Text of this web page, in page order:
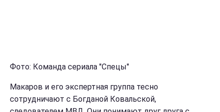
Фото: Команда сериала "Спецы"
Макаров и его экспертная группа тесно
сотрудничают с Богданой Ковальской,